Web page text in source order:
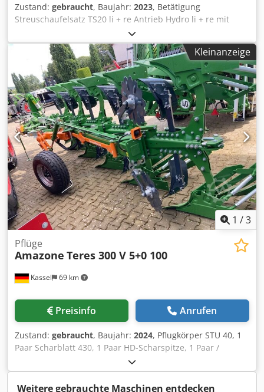
Zustand: gebraucht, Baujahr: 2023, Betätigung
Streuschaufelsatz TS20 li + re Antrieb Hydro li + re mit
Auto TS / und FlowControl Hauptscheibe li + re m AutoTS
Rohrschutzbügel Roll- u / Abstellvorrichtung schwenkbar
Arbeitsbeleuchtung Neigungssensor f Wiegesystem / 16 St
EasyCheck- Crjdpfx Ast A Tzwepnsf
Kleinanzeige
1 /3
Kassel 69 km
Pflüge
Amazone Teres 300 V 5+0 100
Preisinfo Anrufen
Zustand: gebraucht, Baujahr: 2024, Pflugkörper STU 40, 1
Paar Scharblatt 430, 1 Paar HD-Scharspitze, 1 Paar /
Vorschälerstiel f Rahmen- höhe 80 f hydr. Überlast-
sicherung Vorschäler M2, 1 / Paar Scheibensechhalter
Scheibensech D 500 gezackt Anlagenschoner, 1 Paar /
Weitere gebrauchte Maschinen entdecken